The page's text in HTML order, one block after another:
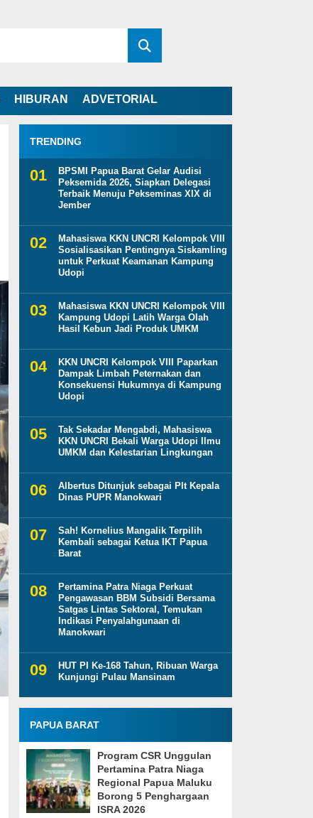
HIBURAN ADVETORIAL
TRENDING
BPSMI Papua Barat Gelar Audisi
Peksemida 2026, Siapkan Delegasi
Terbaik Menuju Pekseminas XIX di
Jember
Mahasiswa KKN UNCRI Kelompok VIII
Sosialisasikan Pentingnya Siskamling
untuk Perkuat Keamanan Kampung
Udopi
Mahasiswa KKN UNCRI Kelompok VIII
Kampung Udopi Latih Warga Olah
Hasil Kebun Jadi Produk UMKM
KKN UNCRI Kelompok VIII Paparkan
Dampak Limbah Peternakan dan
Konsekuensi Hukumnya di Kampung
Udopi
Tak Sekadar Mengabdi, Mahasiswa
KKN UNCRI Bekali Warga Udopi Ilmu
UMKM dan Kelestarian Lingkungan
Albertus Ditunjuk sebagai Plt Kepala
Dinas PUPR Manokwari
Sah! Kornelius Mangalik Terpilih
Kembali sebagai Ketua IKT Papua
Barat
Pertamina Patra Niaga Perkuat
Pengawasan BBM Subsidi Bersama
Satgas Lintas Sektoral, Temukan
Indikasi Penyalahgunaan di
Manokwari
HUT PI Ke-168 Tahun, Ribuan Warga
Kunjungi Pulau Mansinam
PAPUA BARAT
Program CSR Unggulan
Pertamina Patra Niaga
Regional Papua Maluku
Borong 5 Penghargaan
ISRA 2026